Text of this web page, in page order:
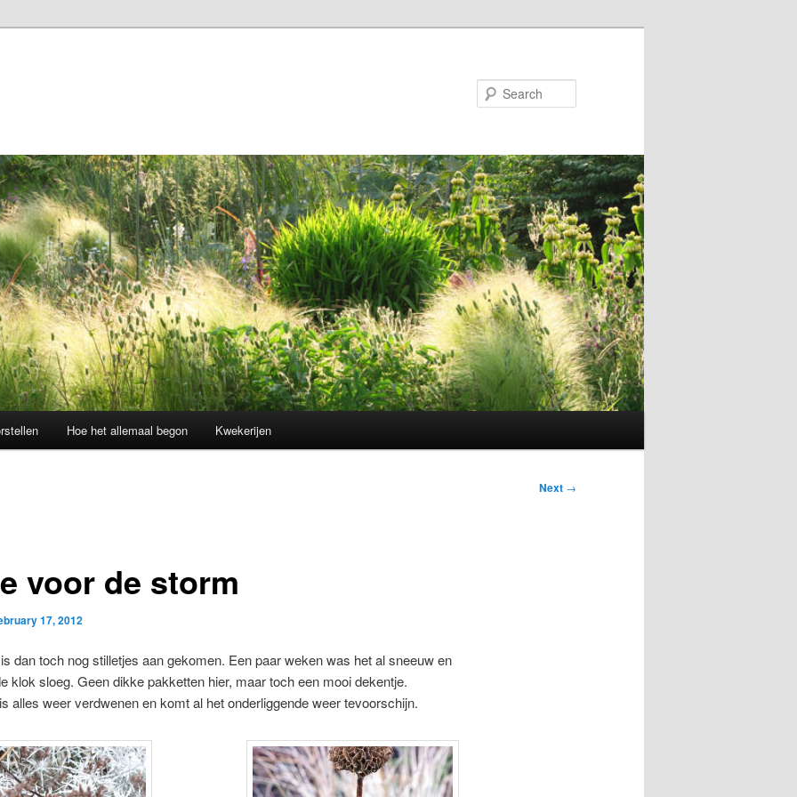
Hoe het allemaal begon Kwekerijen
Next →
voor de storm
17, 2012
dan toch nog stilletjes aan gekomen. Een paar weken was het al sneeuw en
klok sloeg. Geen dikke pakketten hier, maar toch een mooi dekentje.
alles weer verdwenen en komt al het onderliggende weer tevoorschijn.